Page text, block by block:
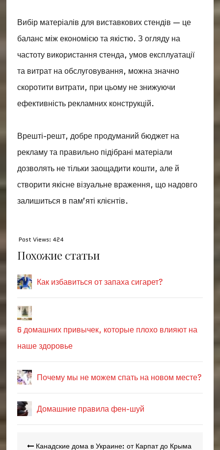
Вибір матеріалів для виставкових стендів — це
баланс між економією та якістю. З огляду на
частоту використання стенда, умов експлуатації
та витрат на обслуговування, можна значно
скоротити витрати, при цьому не знижуючи
ефективність рекламних конструкцій.
Врешті-решт, добре продуманий бюджет на
рекламу та правильно підібрані матеріали
дозволять не тільки заощадити кошти, але й
створити якісне візуальне враження, що надовго
залишиться в пам’яті клієнтів.
Post Views: 424
Похожие статьи
Как избавиться от запаха сигарет?
6 домашних привычек, которые плохо влияют на
наше здоровье
Почему мы не можем спать на новом месте?
Домашние правила фен-шуй
Канадские дома в Украине: от Карпат до Крыма